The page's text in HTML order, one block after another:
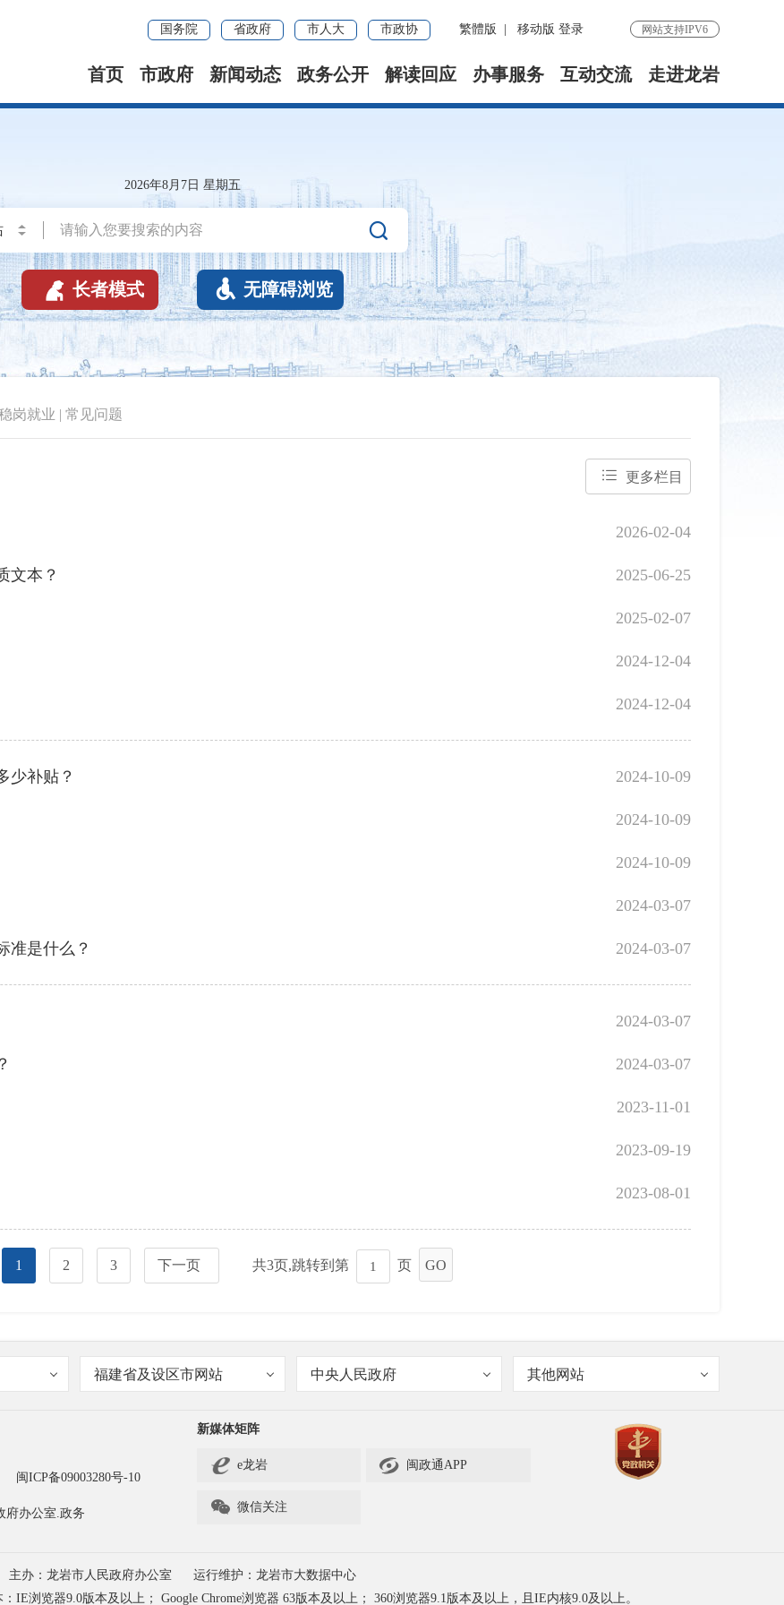
国务院 省政府 市人大 市政协 繁體版 移动版 登录 网站支持IPV6
首页 市政府 新闻动态 政务公开 解读回应 办事服务 互动交流 走进龙岩
2026年8月7日 星期五

 长者模式  无障碍浏览
岗就业 | 常见问题
更多栏目
2026-02-04
2025-06-25
文本？
2025-02-07
2024-12-04
2024-12-04
2024-10-09
少补贴？
2024-10-09
2024-10-09
2024-03-07
2024-03-07
准是什么？
2024-03-07
2024-03-07
2023-11-01
2023-09-19
2023-08-01
1 2 3 下一页 共3页,跳转到第 页 GO
福建省及设区市网站 中央人民政府 其他网站
闽ICP备09003280号-10
府办公室.政务
新媒体矩阵
e龙岩  闽政通APP
 微信关注
主办：龙岩市人民政府办公室
运行维护：龙岩市大数据中心
IE浏览器9.0版本及以上； Google Chrome浏览器 63版本及以上； 360浏览器9.1版本及以上，且IE内核9.0及以上。